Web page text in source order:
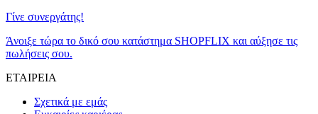
Γίνε συνεργάτης!
Άνοιξε τώρα το δικό σου κατάστημα SHOPFLIX και αύξησε τις
πωλήσεις σου.
ΕΤΑΙΡΕΙΑ
Σχετικά με εμάς